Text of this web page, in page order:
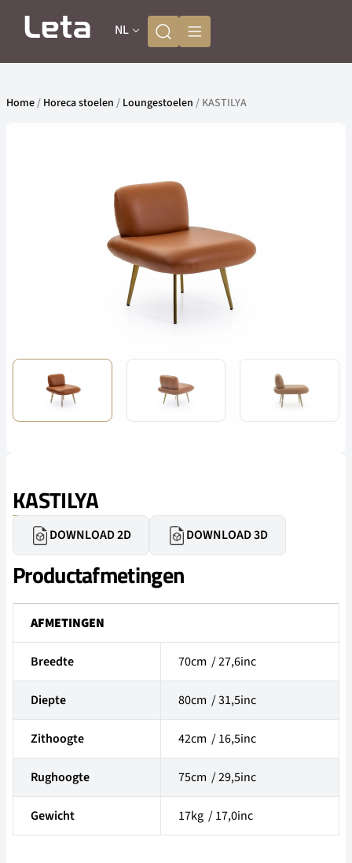
NL
Home/ Horeca stoelen / Loungestoelen / KASTILYA
KASTILYA
DOWNLOAD 2D DOWNLOAD 3D
Productafmetingen
AFMETINGEN
Breedte 70cm / 27,6inc
Diepte 80cm / 31,5inc
Zithoogte 42cm / 16,5inc
Rughoogte 75cm / 29,5inc
Gewicht 17kg / 17,0inc